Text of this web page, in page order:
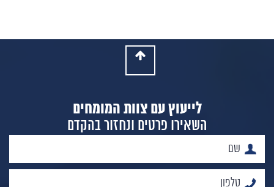
לייעוץ עם צוות המומחים
השאירו פרטים ונחזור בהקדם